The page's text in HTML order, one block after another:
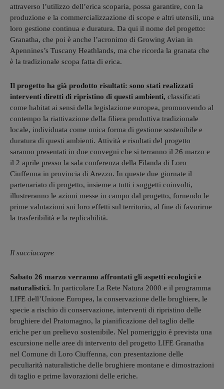
attraverso l’utilizzo dell’erica scoparia, possa garantire, con la
produzione e la commercializzazione di scope e altri utensili, una
loro gestione continua e duratura. Da qui il nome del progetto:
Granatha, che poi è anche l’acronimo di Growing Avian in
Apennines’s Tuscany Heathlands, ma che ricorda la granata che
è la tradizionale scopa fatta di erica.
Il progetto ha già prodotto risultati: sono stati realizzati
interventi diretti di ripristino di questi ambienti, classificati
come habitat ai sensi della legislazione europea, promuovendo al
contempo la riattivazione della filiera produttiva tradizionale
locale, individuata come unica forma di gestione sostenibile e
duratura di questi ambienti. Attività e risultati del progetto
saranno presentati in due convegni che si terranno il 26 marzo e
il 2 aprile presso la sala conferenza della Filanda di Loro
Ciuffenna in provincia di Arezzo. In queste due giornate il
partenariato di progetto, insieme a tutti i soggetti coinvolti,
illustreranno le azioni messe in campo dal progetto, fornendo le
prime valutazioni sui loro effetti sul territorio, al fine di favorirne
la trasferibilità e la replicabilità.
Il succiacapre
Sabato 26 marzo verranno affrontati gli aspetti ecologici e
naturalistici. In particolare La Rete Natura 2000 e il programma
LIFE dell’Unione Europea, la conservazione delle brughiere, le
specie a rischio di conservazione, interventi di ripristino delle
brughiere del Pratomagno, la pianificazione del taglio delle
eriche per un prelievo sostenibile. Nel pomeriggio è prevista una
escursione nelle aree di intervento del progetto LIFE Granatha
nel Comune di Loro Ciuffenna, con presentazione delle
peculiarità naturalistiche delle brughiere montane e dimostrazioni
di taglio e prime lavorazioni delle eriche.